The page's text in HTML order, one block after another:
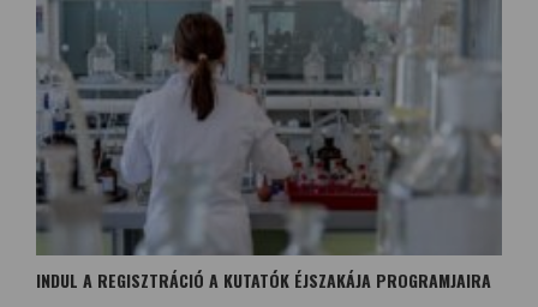
INDUL A REGISZTRÁCIÓ A KUTATÓK ÉJSZAKÁJA PROGRAMJAIRA